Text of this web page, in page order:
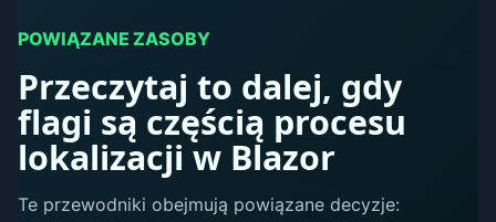
POWIĄZANE ZASOBY
Przeczytaj to dalej, gdy
flagi są częścią procesu
lokalizacji w Blazor
Te przewodniki obejmują powiązane decyzje: